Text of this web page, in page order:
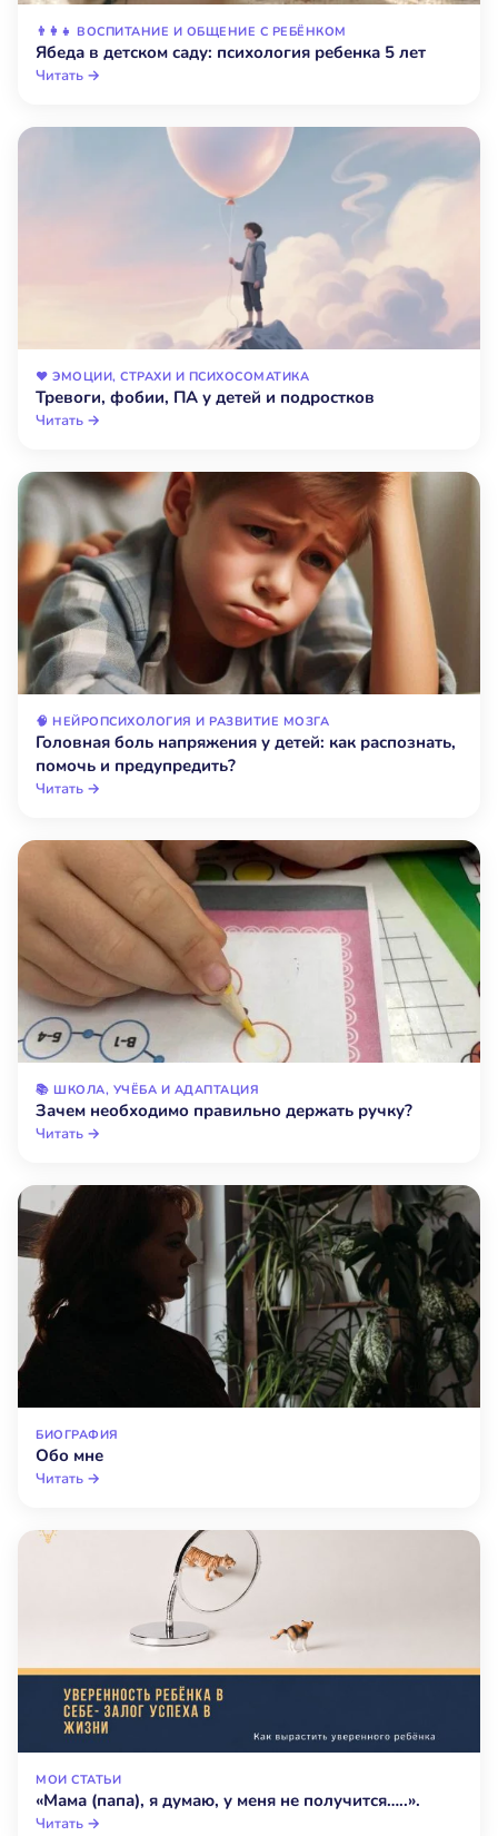
👨‍👩‍👧 ВОСПИТАНИЕ И ОБЩЕНИЕ С РЕБЁНКОМ
Ябеда в детском саду: психология ребенка 5 лет
Читать →
❤️ ЭМОЦИИ, СТРАХИ И ПСИХОСОМАТИКА
Тревоги, фобии, ПА у детей и подростков
Читать →
🧠 НЕЙРОПСИХОЛОГИЯ И РАЗВИТИЕ МОЗГА
Головная боль напряжения у детей: как распознать,
помочь и предупредить?
Читать →
📚 ШКОЛА, УЧЁБА И АДАПТАЦИЯ
Зачем необходимо правильно держать ручку?
Читать →
БИОГРАФИЯ
Обо мне
Читать →
МОИ СТАТЬИ
«Мама (папа), я думаю, у меня не получится…..».
Читать →